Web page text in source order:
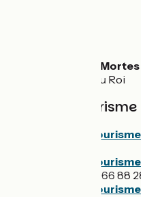
Gare de Aigues-Mortes
Mortes-Le Grau du Roi
Office du tourisme
Office de
Office de
Tél. +33 (0)4 66 88
Office de